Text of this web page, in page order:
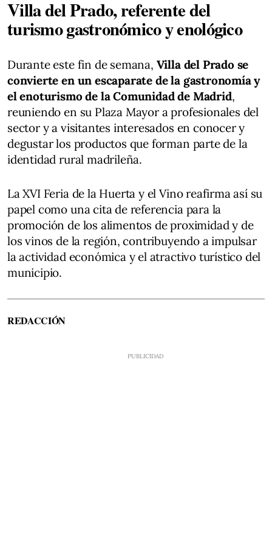
Villa del Prado, referente del
turismo gastronómico y enológico
Durante este fin de semana, Villa del Prado se
convierte en un escaparate de la gastronomía y
el enoturismo de la Comunidad de Madrid,
reuniendo en su Plaza Mayor a profesionales del
sector y a visitantes interesados en conocer y
degustar los productos que forman parte de la
identidad rural madrileña.
La XVI Feria de la Huerta y el Vino reafirma así su
papel como una cita de referencia para la
promoción de los alimentos de proximidad y de
los vinos de la región, contribuyendo a impulsar
la actividad económica y el atractivo turístico del
municipio.
REDACCIÓN